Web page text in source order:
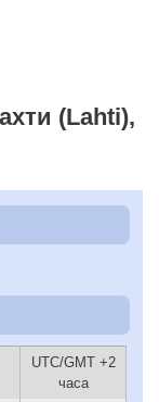
(Lahti),
UTC/GMT +2
часа